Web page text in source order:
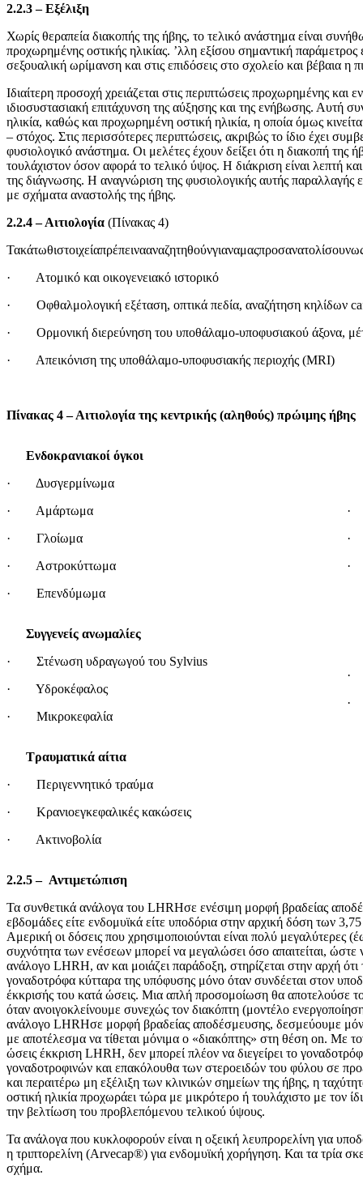
2.2.3 – Εξέλιξη
Χωρίς θεραπεία διακοπής της ήβης, το τελικό ανάστημα είναι
προχωρημένης οστικής ηλικίας. ʼλλη εξίσου σημαντική
σεξουαλική ωρίμανση και στις επιδόσεις στο σχολείο και βέβαια η
Ιδιαίτερη προσοχή χρειάζεται στις περιπτώσεις προχωρημένης και
ιδιοσυστασιακή επιτάχυνση της αύξησης και της ενήβωσης. Αυτή
ηλικία, καθώς και προχωρημένη οστική ηλικία, η οποία όμως
– στόχος. Στις περισσότερες περιπτώσεις, ακριβώς το ίδιο έχει
φυσιολογικό ανάστημα. Οι μελέτες έχουν δείξει ότι η διακοπή της
τουλάχιστον όσον αφορά το τελικό ύψος. Η διάκριση είναι λεπτή
της διάγνωσης. Η αναγνώριση της φυσιολογικής αυτής παραλλαγής
με σχήματα αναστολής της ήβης.
2.2.4 – Αιτιολογία (Πίνακας 4)
· Ατομικό και οικογενειακό ιστορικό
· Οφθαλμολογική εξέταση, οπτικά πεδία, αναζήτηση κηλίδων
· Ορμονική διερεύνηση του υποθάλαμο-υποφυσιακού άξονα,
· Απεικόνιση της υποθάλαμο-υποφυσιακής περιοχής (MRI)
Πίνακας 4 – Αιτιολογία της κεντρικής (αληθούς) πρώιμης ήβης
Ενδοκρανιακοί όγκοι
· Δυσγερμίνωμα
· Αμάρτωμα
· Γλοίωμα
· Αστροκύττωμα
· Επενδύμωμα
·
·
·
Συγγενείς ανωμαλίες
· Στένωση υδραγωγού του Sylvius
· Υδροκέφαλος
· Μικροκεφαλία
·
·
Τραυματικά αίτια
· Περιγεννητικό τραύμα
· Κρανιοεγκεφαλικές κακώσεις
· Ακτινοβολία
2.2.5 – Αντιμετώπιση
Τα συνθετικά ανάλογα του LHRHσε ενέσιμη μορφή βραδείας
εβδομάδες είτε ενδομυϊκά είτε υποδόρια στην αρχική δόση των
Αμερική οι δόσεις που χρησιμοποιούνται είναι πολύ μεγαλύτερες
συχνότητα των ενέσεων μπορεί να μεγαλώσει όσο απαιτείται,
ανάλογο LHRH, αν και μοιάζει παράδοξη, στηρίζεται στην αρχή ότι
γοναδοτρόφα κύτταρα της υπόφυσης μόνο όταν συνδέεται στον
έκκρισής του κατά ώσεις. Μια απλή προσομοίωση θα αποτελούσε
όταν ανοιγοκλείνουμε συνεχώς τον διακόπτη (μοντέλο
ανάλογο LHRHσε μορφή βραδείας αποδέσμευσης, δεσμεύουμε
με αποτέλεσμα να τίθεται μόνιμα ο «διακόπτης» στη θέση on. Με
ώσεις έκκριση LHRH, δεν μπορεί πλέον να διεγείρει το
γοναδοτροφινών και επακόλουθα των στεροειδών του φύλου σε
και περαιτέρω μη εξέλιξη των κλινικών σημείων της ήβης, η
οστική ηλικία προχωράει τώρα με μικρότερο ή τουλάχιστο με τον
την βελτίωση του προβλεπόμενου τελικού ύψους.
Τα ανάλογα που κυκλοφορούν είναι η οξεική λευπρορελίνη για
η τριπτορελίνη (Arvecap®) για ενδομυϊκή χορήγηση. Και τα τρία
σχήμα.